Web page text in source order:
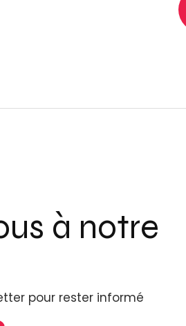
à notre
pour rester informé